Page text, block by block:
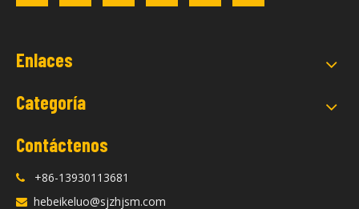
Enlaces
Categoría
Contáctenos
 +86-13930113681
 hebeikeluo@sjzhjsm.com